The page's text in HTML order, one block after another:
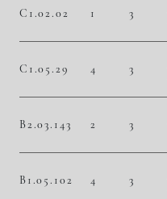
C1.02.02 1 3
C1.05.29 4 3
B2.03.143 2 3
B1.05.102 4 3